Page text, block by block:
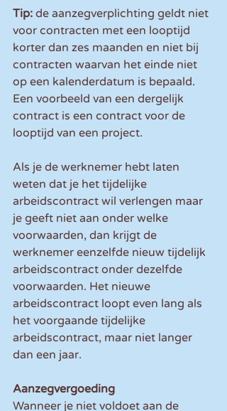
Tip: de aanzegverplichting geldt niet
voor contracten met een looptijd
korter dan zes maanden en niet bij
contracten waarvan het einde niet
op een kalenderdatum is bepaald.
Een voorbeeld van een dergelijk
contract is een contract voor de
looptijd van een project.
Als je de werknemer hebt laten
weten dat je het tijdelijke
arbeidscontract wil verlengen maar
je geeft niet aan onder welke
voorwaarden, dan krijgt de
werknemer eenzelfde nieuw tijdelijk
arbeidscontract onder dezelfde
voorwaarden. Het nieuwe
arbeidscontract loopt even lang als
het voorgaande tijdelijke
arbeidscontract, maar niet langer
dan een jaar.
Aanzegvergoeding
Wanneer je niet voldoet aan de